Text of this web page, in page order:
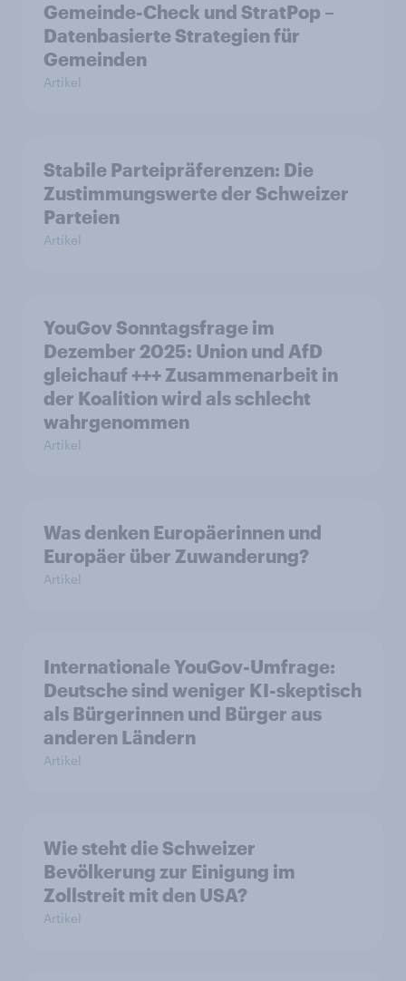
Gemeinde-Check und StratPop –
Datenbasierte Strategien für
Gemeinden
Artikel
Stabile Parteipräferenzen: Die
Zustimmungswerte der Schweizer
Parteien
Artikel
YouGov Sonntagsfrage im
Dezember 2025: Union und AfD
gleichauf +++ Zusammenarbeit in
der Koalition wird als schlecht
wahrgenommen
Artikel
Was denken Europäerinnen und
Europäer über Zuwanderung?
Artikel
Internationale YouGov-Umfrage:
Deutsche sind weniger KI-skeptisch
als Bürgerinnen und Bürger aus
anderen Ländern
Artikel
Wie steht die Schweizer
Bevölkerung zur Einigung im
Zollstreit mit den USA?
Artikel